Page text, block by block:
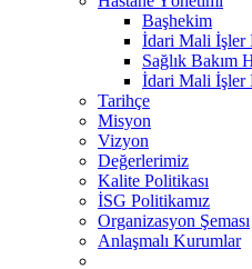
Başhekim
İdari Mali İşler
Sağlık Bakım
İdari Mali İşler
Tarihçe
Misyon
Vizyon
Değerlerimiz
Kalite Politikası
İSG Politikamız
Organizasyon Şeması
Anlaşmalı Kurumlar